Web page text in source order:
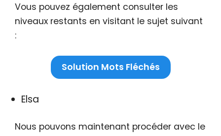
Vous pouvez également consulter les
niveaux restants en visitant le sujet suivant
:
Solution Mots Fléchés
Elsa
Nous pouvons maintenant procéder avec le